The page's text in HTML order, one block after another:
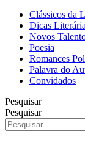
Clássicos da
Dicas
Novos
Poesia
Romances
Palavra do
Convidados
Pesquisar
Pesquisar